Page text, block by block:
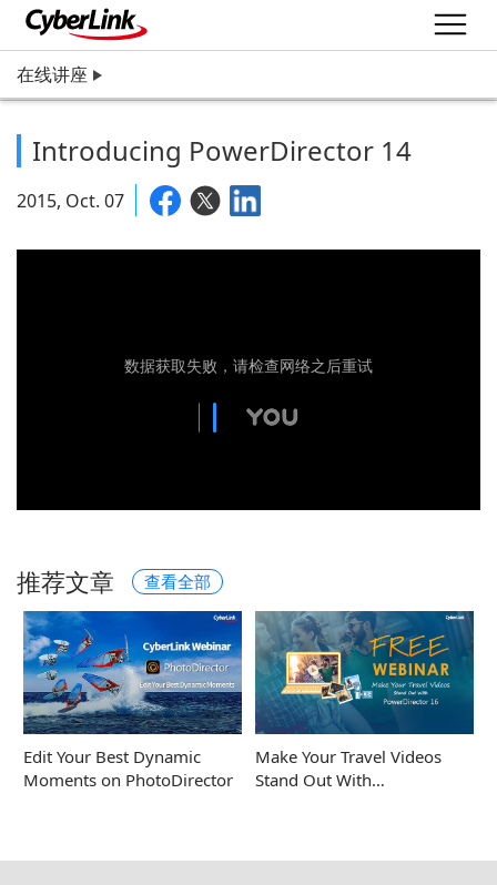
在线讲座
Introducing PowerDirector 14
2015, Oct. 07
推荐文章 查看全部
Edit Your Best Dynamic
Moments on PhotoDirector
Make Your Travel Videos
Stand Out With…